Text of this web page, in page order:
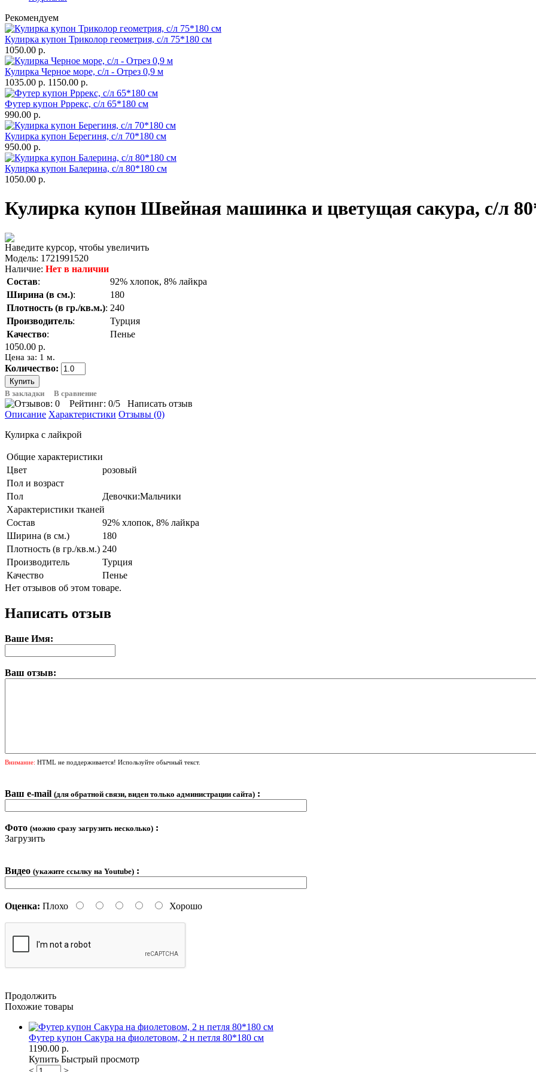
Рекомендуем
Кулирка купон Триколор геометрия, с/л 75*180 см
1050.00 р.
Кулирка Черное море, с/л - Отрез 0,9 м
1035.00 р. 1150.00 р.
Футер купон Рррекс, с/л 65*180 см
990.00 р.
Кулирка купон Берегиня, с/л 70*180 см
950.00 р.
Кулирка купон Балерина, с/л 80*180 см
1050.00 р.
Кулирка купон Швейная машинка и цветущая сакура, с/л
Наведите курсор, чтобы увеличить
Модель: 1721991520
Наличие: Нет в наличии
Состав:
92% хлопок, 8% лайкра
Ширина (в см.):
180
Плотность (в гр./кв.м.): 240
Производитель:
Турция
Качество:
Пенье
1050.00 р.
Цена за: 1 м.
Количество:
В закладки В сравнение
Рейтинг: 0/5
Написать отзыв
Описание Характеристики Отзывы (0)
Кулирка с лайкрой
Общие характеристики
Цвет
розовый
Пол и возраст
Пол
Девочки:Мальчики
Характеристики тканей
Состав
92% хлопок, 8% лайкра
Ширина (в см.)
180
Плотность (в гр./кв.м.) 240
Производитель
Турция
Качество
Пенье
Нет отзывов об этом товаре.
Написать отзыв
Ваше Имя:
Ваш отзыв:
Внимание: HTML не поддерживается! Используйте обычный текст.
Ваш e-mail (для обратной связи, виден только администрации сайта) :
Фото (можно сразу загрузить несколько) :
Загрузить
Видео (укажите ссылку на Youtube) :
Оценка: Плохо Хорошо
Продолжить
Похожие товары
Футер купон Сакура на фиолетовом, 2 н петля 80*180 см
1190.00 р.
Купить Быстрый просмотр